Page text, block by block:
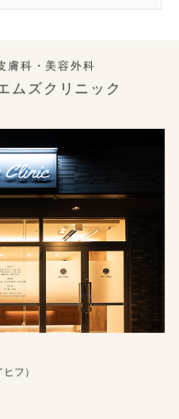
膚科・美容外科
ムズクリニック
ヒフ）